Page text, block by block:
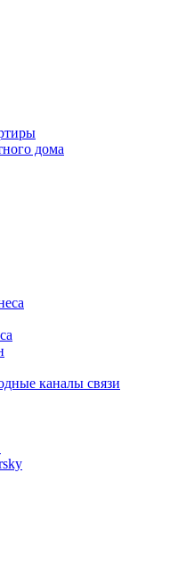
дома
каналы связи